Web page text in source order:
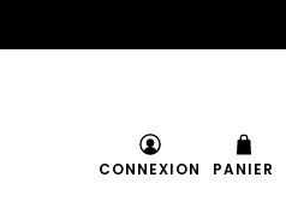
CONNEXION PANIER